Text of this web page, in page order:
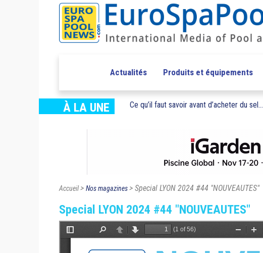
Actualités Produits et équipements
À LA UNE Ce qu’il faut savoir avant d’acheter du sel...
Accueil> Nos magazines> Special LYON 2024 #44 "NOUVEAUTES"
Special LYON 2024 #44 "NOUVEAUTES"